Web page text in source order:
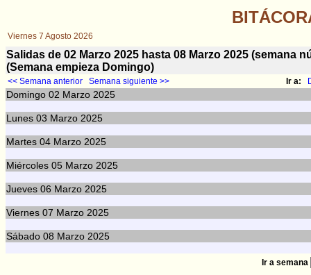
Viernes 7 Agosto 2026
Salidas de 02 Marzo 2025 hasta 08 Marzo 2025
(Semana empieza Domingo)
<< Semana anterior Semana siguiente >> Ir a:
Domingo 02 Marzo 2025
Lunes 03 Marzo 2025
Martes 04 Marzo 2025
Miércoles 05 Marzo 2025
Jueves 06 Marzo 2025
Viernes 07 Marzo 2025
Sábado 08 Marzo 2025
Ir a semana